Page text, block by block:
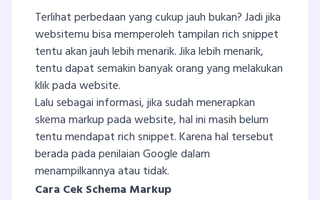
Terlihat perbedaan yang cukup jauh bukan? Jadi jika
websitemu bisa memperoleh tampilan rich snippet
tentu akan jauh lebih menarik. Jika lebih menarik,
tentu dapat semakin banyak orang yang melakukan
klik pada website.
Lalu sebagai informasi, jika sudah menerapkan
skema markup pada website, hal ini masih belum
tentu mendapat rich snippet. Karena hal tersebut
berada pada penilaian Google dalam
menampilkannya atau tidak.
Cara Cek Schema Markup